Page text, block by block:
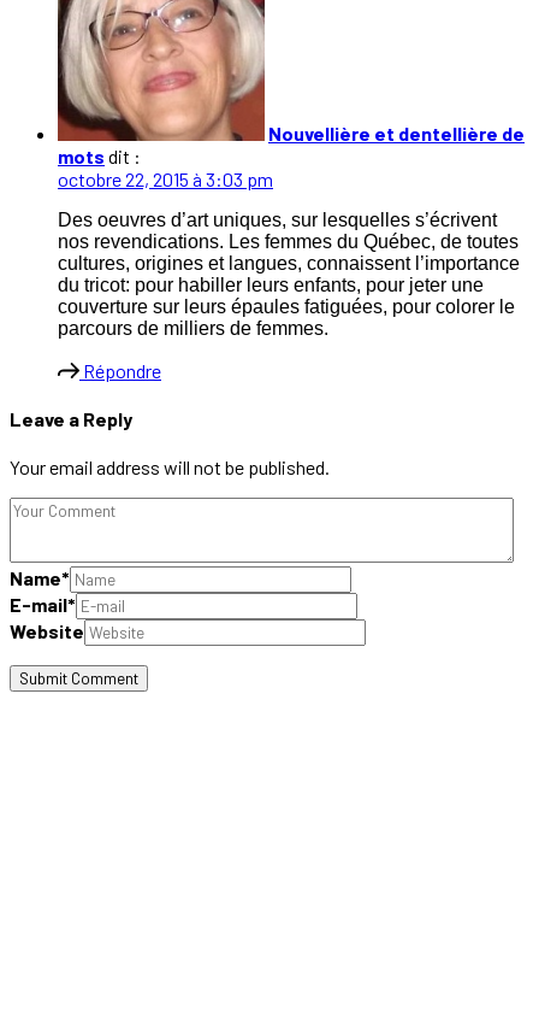
Nouvellière et dentellière de
mots dit :
octobre 22, 2015 à 3:03 pm
Des oeuvres d’art uniques, sur lesquelles s’écrivent
nos revendications. Les femmes du Québec, de toutes
cultures, origines et langues, connaissent l’importance
du tricot: pour habiller leurs enfants, pour jeter une
couverture sur leurs épaules fatiguées, pour colorer le
parcours de milliers de femmes.
Répondre
Leave a Reply
Your email address will not be published.
Name*
E-mail*
Website